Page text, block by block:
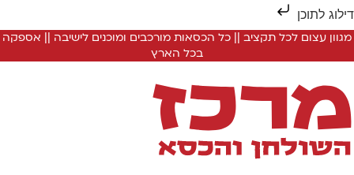
לתוכן
מגוון עצום לכל תקציב || כל הכסאות מורכבים ומוכנים לישיבה || אספקה
בכל הארץ